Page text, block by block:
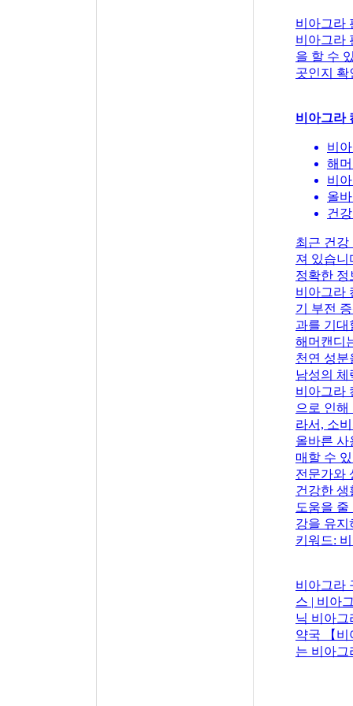
비아그라
비아그라
을 할 수
곳인지 확
비아그라
비
해
비
올
건
최근 건강
져 있습니
정확한 정
비아그라
기 부전
과를 기대
해머캔디
천연 성분
남성의 체
비아그라
으로 인
라서, 소
올바른 사
매할 수
전문가와
건강한 생
도움을
강을 유지
키워드:
비아그라
스 | 비아
닉 비아그
약국 【비
는 비아그